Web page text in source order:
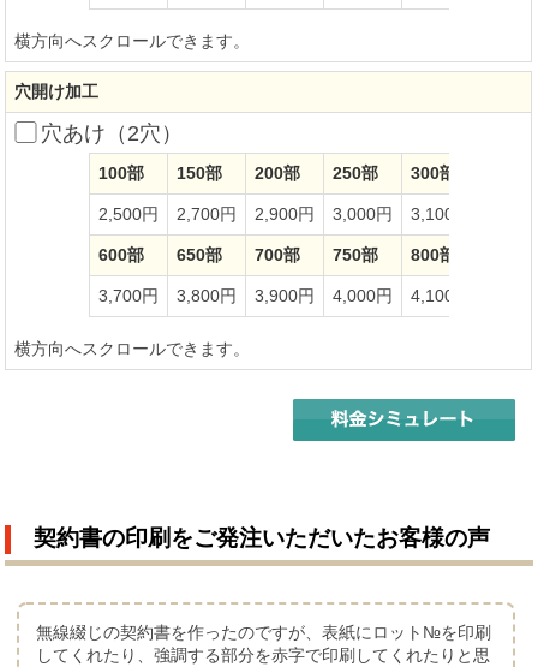
横方向へスクロールできます。
穴開け加工
穴あけ（2穴）
100部 150部 200部 250部 300部
2,500円 2,700円 2,900円 3,000円 3,100円
600部 650部 700部 750部 800部
3,700円 3,800円 3,900円 4,000円 4,100円
横方向へスクロールできます。
契約書の印刷をご発注いただいたお客様の声
無線綴じの契約書を作ったのですが、表紙にロット№を印刷
してくれたり、強調する部分を赤字で印刷してくれたりと思